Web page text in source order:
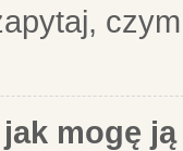
mogę